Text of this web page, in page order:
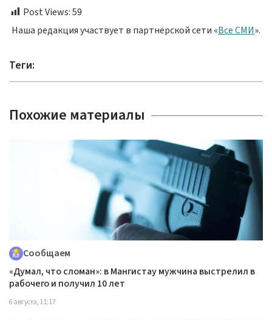
Post Views:59
Наша редакция участвует в партнёрской сети «Все СМИ».
Теги:
Похожие материалы
Сообщаем
«Думал, что сломан»: в Мангистау мужчина выстрелил в
рабочего и получил 10 лет
6 августа, 11:17